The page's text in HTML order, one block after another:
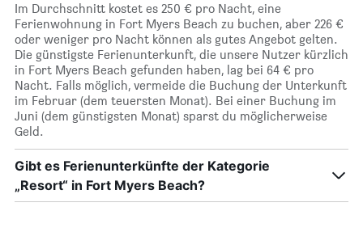
Im Durchschnitt kostet es 250 € pro Nacht, eine
Ferienwohnung in Fort Myers Beach zu buchen, aber 226 €
oder weniger pro Nacht können als gutes Angebot gelten.
Die günstigste Ferienunterkunft, die unsere Nutzer kürzlich
in Fort Myers Beach gefunden haben, lag bei 64 € pro
Nacht. Falls möglich, vermeide die Buchung der Unterkunft
im Februar (dem teuersten Monat). Bei einer Buchung im
Juni (dem günstigsten Monat) sparst du möglicherweise
Geld.
Gibt es Ferienunterkünfte der Kategorie
„Resort“ in Fort Myers Beach?